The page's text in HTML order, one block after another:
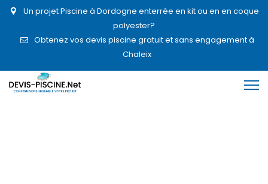
Un projet Piscine à Dordogne enterrée en kit ou en en coque
polyester?
Obtenez vos devis piscine gratuit et sans engagement à
Chaleix